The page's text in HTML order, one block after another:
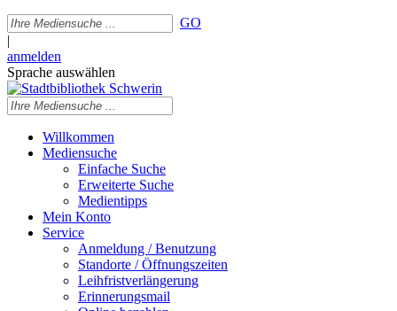
GO
|
anmelden
Sprache auswählen
Willkommen
Mediensuche
Einfache Suche
Erweiterte Suche
Medientipps
Mein Konto
Service
Anmeldung / Benutzung
Standorte / Öffnungszeiten
Leihfristverlängerung
Erinnerungsmail